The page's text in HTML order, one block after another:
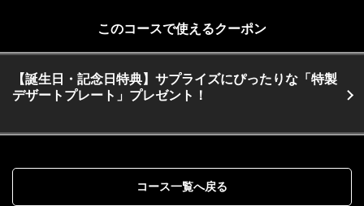
このコースで使えるクーポン
【誕生日・記念日特典】サプライズにぴったりな「特製
デザートプレート」プレゼント！
コース一覧へ戻る